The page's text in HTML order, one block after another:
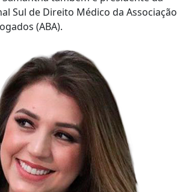
Sul de Direito Médico da Associação
(ABA).